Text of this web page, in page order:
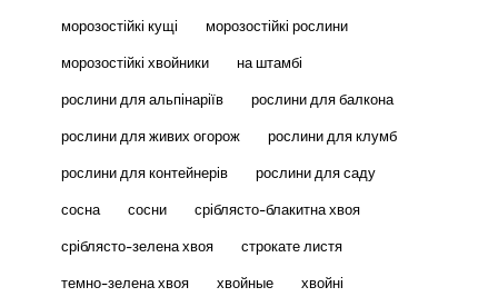
морозостійкі кущі
морозостійкі рослини
морозостійкі хвойники
на штамбі
рослини для альпінаріїв
рослини для балкона
рослини для живих огорож
рослини для клумб
рослини для контейнерів
рослини для саду
сосна
сосни
сріблясто-блакитна хвоя
сріблясто-зелена хвоя
строкате листя
темно-зелена хвоя
хвойные
хвойні